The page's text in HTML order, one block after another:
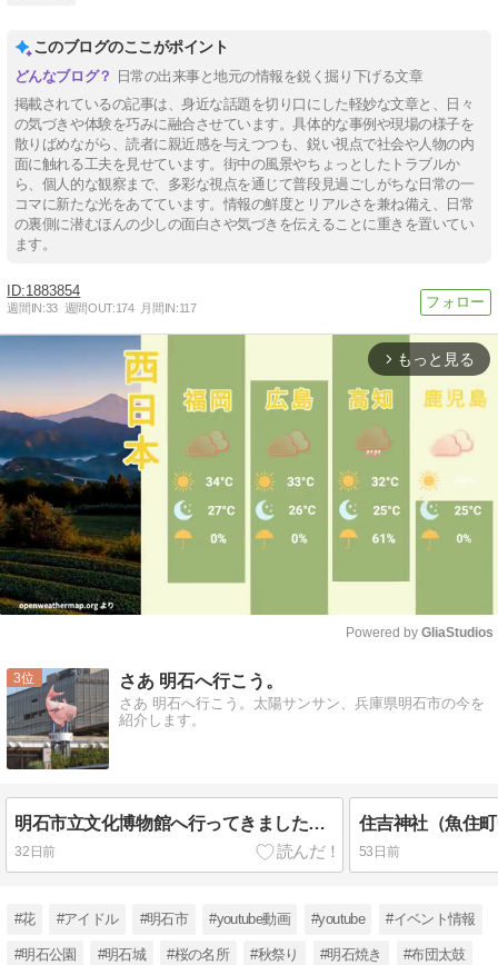
このブログのここがポイント
日常の出来事と地元の情報を鋭く掘り下げる文章
掲載されているの記事は、身近な話題を切り口にした軽妙な文章と、日々
の気づきや体験を巧みに融合させています。具体的な事例や現場の様子を
散りばめながら、読者に親近感を与えつつも、鋭い視点で社会や人物の内
面に触れる工夫を見せています。街中の風景やちょっとしたトラブルか
ら、個人的な観察まで、多彩な視点を通じて普段見過ごしがちな日常の一
コマに新たな光をあてています。情報の鮮度とリアルさを兼ね備え、日常
の裏側に潜むほんの少しの面白さや気づきを伝えることに重きを置いてい
ます。
1883854
週間IN:33 週間OUT:174 月間IN:117
arrow_forward_ios もっと見る
Powered by GliaStudios
3 さあ 明石へ行こう。
さあ 明石へ行こう。太陽サンサン、兵庫県明石市の今を
紹介します。
明石市立文化博物館へ行ってきました。「アカシゾウ」の化石は凄い迫力！！
32日前 53日前
#花 #アイドル #明石市 #youtube動画 #youtube #イベント情報
#明石公園 #明石城 #桜の名所 #秋祭り #明石焼き #布団太鼓